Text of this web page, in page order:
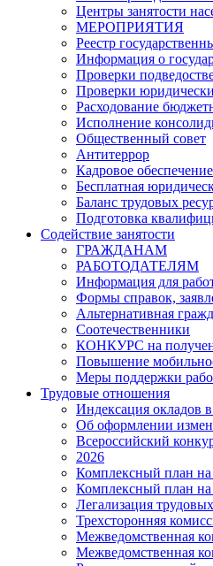
Центры занятости
МЕРОПРИЯТИЯ
Реестр
Информация о
Проверки
Проверки
Расходование
Исполнение
Общественный совет
Антитеррор
Кадровое
Бесплатная
Баланс трудовых
Подготовка
Содействие занятости
ГРАЖДАНАМ
РАБОТОДАТЕЛЯМ
Информация для
Формы справок,
Альтернативная
Соотечественники
КОНКУРС на
Повышение
Меры поддержки
Трудовые отношения
Индексация окладов
Об оформлении
Всероссийский
2026
Комплексный план
Комплексный план
Легализация
Трехсторонняя
Межведомственная
Межведомственная